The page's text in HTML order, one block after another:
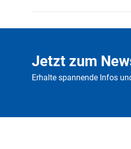
Jetzt zum
Erhalte spannende Infos